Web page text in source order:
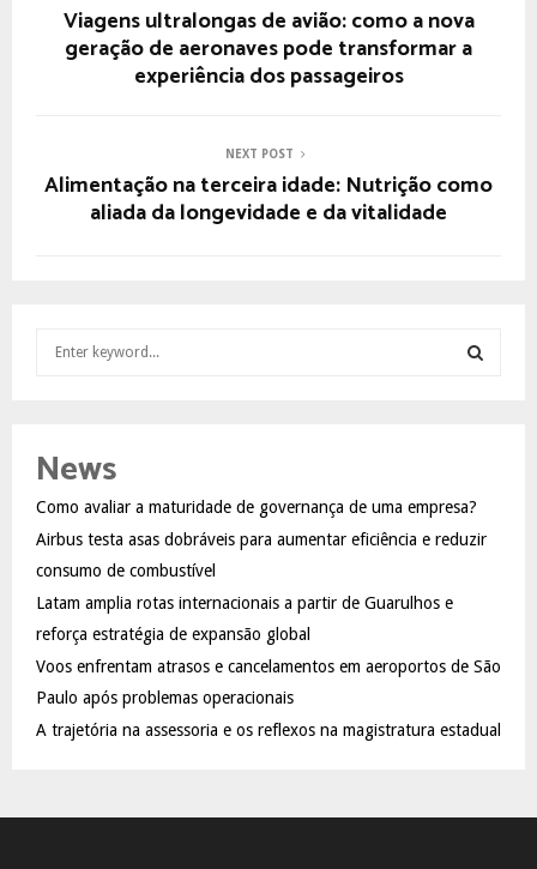
Viagens ultralongas de avião: como a nova
geração de aeronaves pode transformar a
experiência dos passageiros
NEXT POST
Alimentação na terceira idade: Nutrição como
aliada da longevidade e da vitalidade
h
o
r
:
R
News
Como avaliar a maturidade de governança de uma empresa?
Airbus testa asas dobráveis para aumentar eficiência e reduzir
consumo de combustível
Latam amplia rotas internacionais a partir de Guarulhos e
reforça estratégia de expansão global
Voos enfrentam atrasos e cancelamentos em aeroportos de São
Paulo após problemas operacionais
A trajetória na assessoria e os reflexos na magistratura estadual